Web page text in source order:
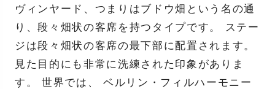
ヴィンヤード、つまりはブドウ畑という名の通
り、段々畑状の客席を持つタイプです。 ステー
ジは段々畑状の客席の最下部に配置されます。
見た目的にも非常に洗練された印象がありま
す。 世界では、 ベルリン・フィルハーモニー